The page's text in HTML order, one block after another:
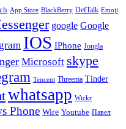
App Store BlackBerry DefTalk Emoji
google Google
IOS IPhone Jongla
Microsoft skype
Tencent Threema Tinder
whatsapp Wickr
Phone Wire Youtube Павел